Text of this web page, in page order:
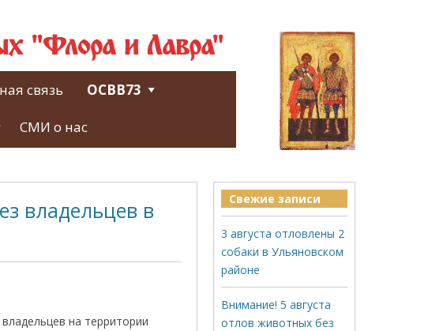
"Флора и Лавра"
связь ОСВВ73
СМИ о нас
владельцев в
на территории
Свежие записи
3 августа отловлены 2
собаки в Ульяновском
районе
Внимание! 5 августа
отлов животных без